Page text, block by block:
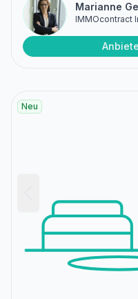
Marianne
IMMOcontract
Neu